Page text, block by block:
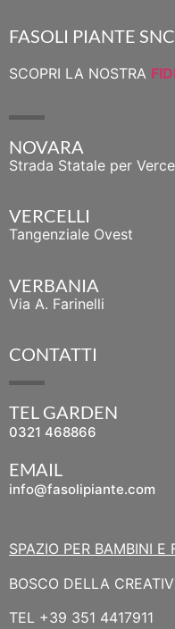
FASOLI PIANTE SNC
SCOPRI LA NOSTRA
NOVARA
Strada Statale per
VERCELLI
Tangenziale Ovest
VERBANIA
Via A. Farinelli
CONTATTI
TEL GARDEN
0321 468866
EMAIL
info@fasolipiante.com
SPAZIO PER BAMBINI E
BOSCO DELLA
TEL +39 351 4417911